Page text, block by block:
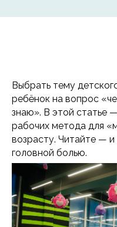
Выбрать тему
ребёнок на вопрос
знаю». В этой статье
рабочих метода для
возрасту. Читайте —
головной болью.